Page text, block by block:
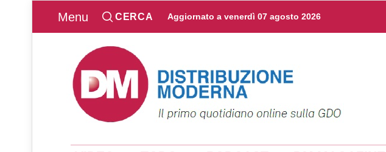
Menu CERCA Aggiornato a venerdì 07 agosto 2026